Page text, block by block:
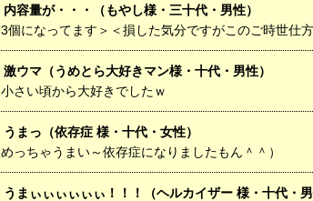
内容量が・・・（もやし様・三十代・男性）
3個になってます＞＜損した気分ですがこのご時世仕
激ウマ（うめとら大好きマン様・十代・男性）
小さい頃から大好きでしたｗ
うまっ（依存症 様・十代・女性）
めっちゃうまい～依存症になりましたもん＾＾）
うまぃぃぃぃぃぃ！！！（ヘルカイザー 様・十代・男